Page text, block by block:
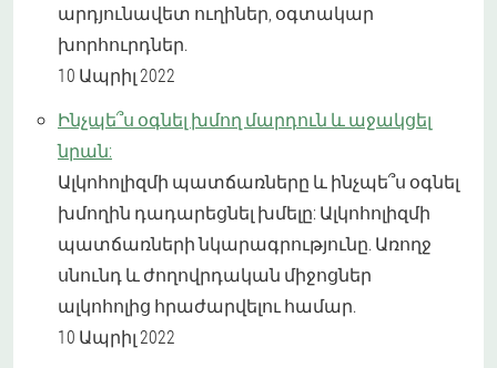
արդյունավետ ուղիներ, օգտակար
խորհուրդներ.
10 Ապրիլ 2022
Ինչպե՞ս օգնել խմող մարդուն և աջակցել
նրան:
Ալկոհոլիզմի պատճառները և ինչպե՞ս օգնել
խմողին դադարեցնել խմելը: Ալկոհոլիզմի
պատճառների նկարագրությունը. Առողջ
սնունդ և ժողովրդական միջոցներ
ալկոհոլից հրաժարվելու համար.
10 Ապրիլ 2022